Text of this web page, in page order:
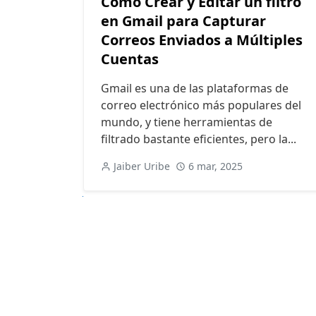
en Gmail para Capturar
Correos Enviados a Múltiples
Cuentas
Gmail es una de las plataformas de
correo electrónico más populares del
mundo, y tiene herramientas de
filtrado bastante eficientes, pero la...
Jaiber Uribe 6 mar, 2025